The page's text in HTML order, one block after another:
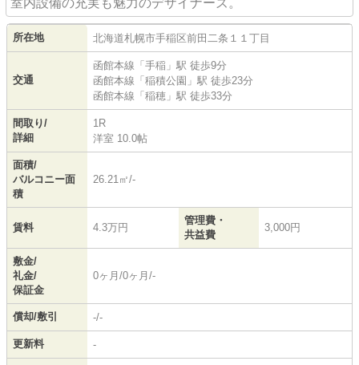
室内設備の充実も魅力のデザイナーズ。
所在地 北海道札幌市手稲区前田二条 １１丁目
交通
函館本線 「 手稲 」駅 徒歩9分
函館本線 「 稲積公園 」駅 徒歩23分
函館本線 「 稲穂 」駅 徒歩33分
間取り/
詳細
1R
洋室 10.0帖
面積/
バルコニー面
積
26.21㎡/-
賃料 4.3万円
管理費・
共益費
3,000円
敷金/
礼金/
保証金
0ヶ月/0ヶ月/-
償却/敷引 -/-
更新料 -